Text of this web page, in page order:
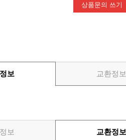
상품문의 쓰기
보 교환정보
보 교환정보